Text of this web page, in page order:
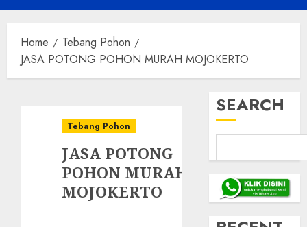
Menu
Home
Tebang Pohon
JASA POTONG POHON MURAH MOJOKERTO
Tebang Pohon
JASA POTONG
POHON MURAH
MOJOKERTO
SEARCH